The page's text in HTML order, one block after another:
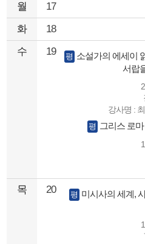
월
17
화
18
수
19 평 소설가의 에세이
서랍
강사명 :
평 그리스 로
목 20 평 미시사의 세계,